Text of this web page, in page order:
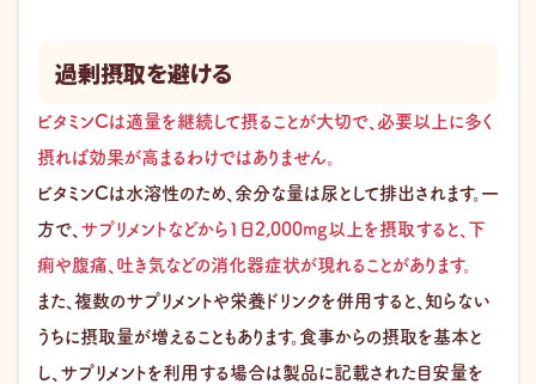
過剰摂取を避ける
ビタミンCは適量を継続して摂ることが大切で、必要以上に多く
摂れば効果が高まるわけではありません。
ビタミンCは水溶性のため、余分な量は尿として排出されます。一
方で、 サプリメントなどから1日2,000mg以上を摂取すると、下
痢や腹痛、吐き気などの消化器症状が現れることがあります。
また、複数のサプリメントや栄養ドリンクを併用すると、知らない
うちに摂取量が増えることもあります。食事からの摂取を基本と
し、サプリメントを利用する場合は製品に記載された目安量を